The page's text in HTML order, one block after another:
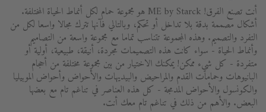
أنت تصنع الفرق! ME by Starck هو مجموعة حمام لكل أنماط الحياة المختلفة.
أشكال مصممة بدقة بلا تداخل أو تحكم، وبالتالي فآنها تترك مجالا واسعا لكل من
التفرد والتصميم. وهذه المجموعة تتناسب تماما مع مجموعة واسعة من التصاميم
وأنماط الحياة - سواء كانت هذه التصميمات مجردة، أنيقة، طبيعية، أولية أو
متفردة - كل شيء ممكن! يمكنك الاختيار من بين مجموعة مختلفة من أحجام
البانيوهات وحمامات القدم والمراحيض والبيديهات والأحواض وأحواض الموبيليا
والكونسول والأحواض المدمجة - كل هذه العناصر في تناغم تام مع بعضها
البعض. والأهم من ذلك في تناغم تام معك أنت.